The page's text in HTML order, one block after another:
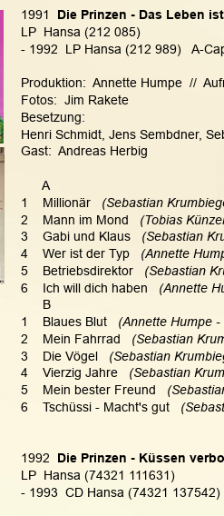
1991
Die Prinzen - Das Leben
LP  Hansa (212 085)
- 1992  LP Hansa (212 989)   A-
Produktion:  Annette Humpe  //
Fotos:  Jim Rakete
Besetzung:
Henri Schmidt, Jens Sembdner,
Gast:  Andreas Herbig
      A
1    Millionär
(Sebastian
2    Mann im Mond (Tobias
3    Gabi und Klaus
(Sebastian
4    Wer ist der Typ
(Annette
5    Betriebsdirektor
(Sebastian
6    Ich will dich haben
(Annette
      B
1    Blaues Blut
(Annette Humpe -
2    Mein Fahrrad
(Sebastian
3    Die Vögel
(Sebastian
4    Vierzig Jahre
(Sebastian
5    Mein bester Freund
6    Tschüssi - Macht's gut
1992
Die Prinzen - Küssen
LP  Hansa (74321 111631)
- 1993  CD Hansa (74321 137542)